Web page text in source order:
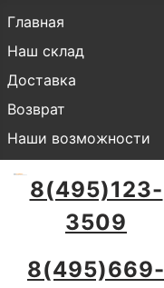
Главная
Наш склад
Доставка
Возврат
Наши возможности
8(495)123-
3509
8(495)669-